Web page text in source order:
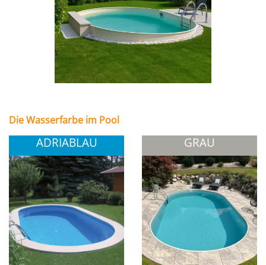
Die Wasserfarbe im Pool
ADRIABLAU GRAU